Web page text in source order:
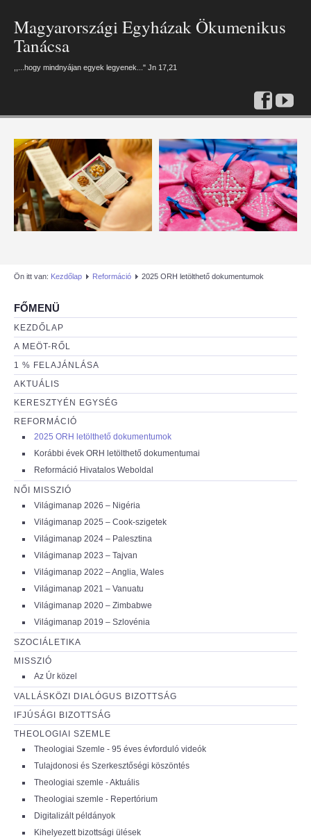
Magyarországi Egyházak Ökumenikus
Tanácsa
,,...hogy mindnyájan egyek legyenek..." Jn 17,21
Ön itt van: Kezdőlap Reformáció 2025 ORH letölthető dokumentumok
FŐMENÜ
KEZDŐLAP
A MEÖT-RŐL
1 % FELAJÁNLÁSA
AKTUÁLIS
KERESZTYÉN EGYSÉG
REFORMÁCIÓ
2025 ORH letölthető dokumentumok
Korábbi évek ORH letölthető dokumentumai
Reformáció Hivatalos Weboldal
NŐI MISSZIÓ
Világimanap 2026 – Nigéria
Világimanap 2025 – Cook-szigetek
Világimanap 2024 – Palesztina
Világimanap 2023 – Tajvan
Világimanap 2022 – Anglia, Wales
Világimanap 2021 – Vanuatu
Világimanap 2020 – Zimbabwe
Világimanap 2019 – Szlovénia
SZOCIÁLETIKA
MISSZIÓ
Az Úr közel
VALLÁSKÖZI DIALÓGUS BIZOTTSÁG
IFJÚSÁGI BIZOTTSÁG
THEOLOGIAI SZEMLE
Theologiai Szemle - 95 éves évforduló videók
Tulajdonosi és Szerkesztőségi köszöntés
Theologiai szemle - Aktuális
Theologiai szemle - Repertórium
Digitalizált példányok
Kihelyezett bizottsági ülések
Year Month